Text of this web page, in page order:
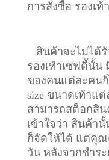
การสั่งซื้อ รองเท้
สินค้าจะไม่ได้รั
รองเท้าเซฟตี้นั้น
ของคนแต่ละคนก็
size ขนาดเท้าแ
สามารถสต็อกสิ
เข้าใจว่า สินค้านั้
ก็จัดให้ได้ แต่คุณ
วัน หลังจากชำร